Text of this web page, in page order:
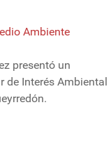
Ambiente
presentó un
de Interés Ambiental